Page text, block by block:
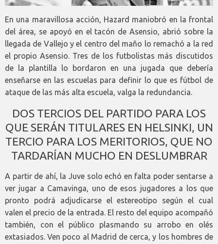
En una maravillosa acción, Hazard maniobró en la frontal
del área, se apoyó en el tacón de Asensio, abrió sobre la
llegada de Vallejo y el centro del maño lo remachó a la red
el propio Asensio. Tres de los futbolistas más discutidos
de la plantilla lo bordaron en una jugada que debería
enseñarse en las escuelas para definir lo que es fútbol de
ataque de las más alta escuela, valga la redundancia.
DOS TERCIOS DEL PARTIDO PARA LOS
QUE SERÁN TITULARES EN HELSINKI, UN
TERCIO PARA LOS MERITORIOS, QUE NO
TARDARÍAN MUCHO EN DESLUMBRAR
A partir de ahí, la Juve solo echó en falta poder sentarse a
ver jugar a Camavinga, uno de esos jugadores a los que
pronto podrá adjudicarse el estereotipo según el cual
valen el precio de la entrada. El resto del equipo acompañó
también, con el público plasmando su arrobo en olés
extasiados. Ven poco al Madrid de cerca, y los hombres de